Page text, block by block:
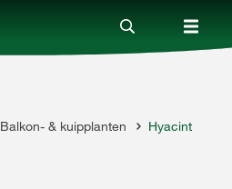
Balkon- & kuipplanten Hyacint